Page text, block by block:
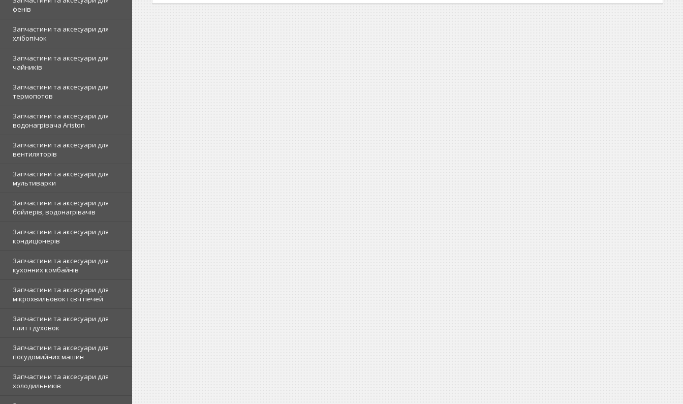
фенів
Запчастини та аксесуари для
хлібопічок
Запчастини та аксесуари для
чайників
Запчастини та аксесуари для
термопотов
Запчастини та аксесуари для
водонагрівача Ariston
Запчастини та аксесуари для
вентиляторів
Запчастини та аксесуари для
мультиварки
Запчастини та аксесуари для
бойлерів, водонагрівачів
Запчастини та аксесуари для
кондиціонерів
Запчастини та аксесуари для
кухонних комбайнів
Запчастини та аксесуари для
мікрохвильовок і свч печей
Запчастини та аксесуари для
плит і духовок
Запчастини та аксесуари для
посудомийних машин
Запчастини та аксесуари для
холодильників